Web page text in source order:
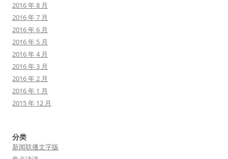
2016 年 8 月
2016 年 7 月
2016 年 6 月
2016 年 5 月
2016 年 4 月
2016 年 3 月
2016 年 2 月
2016 年 1 月
2015 年 12 月
分类
新闻联播文字版